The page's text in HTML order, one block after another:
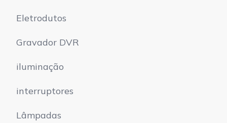
Eletrodutos
Gravador DVR
iluminação
interruptores
Lâmpadas